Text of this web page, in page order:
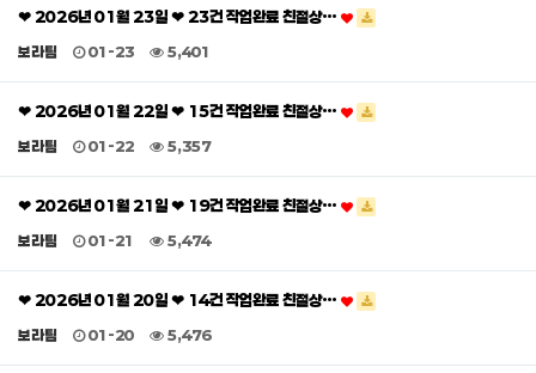
❤ 2026년 01월 23일 ❤ 23건 작업완료 친절상…
보라팀 01-23 5,401
❤ 2026년 01월 22일 ❤ 15건 작업완료 친절상…
보라팀 01-22 5,357
❤ 2026년 01월 21일 ❤ 19건 작업완료 친절상…
보라팀 01-21 5,474
❤ 2026년 01월 20일 ❤ 14건 작업완료 친절상…
보라팀 01-20 5,476